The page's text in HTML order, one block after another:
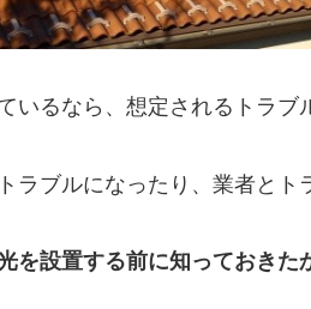
いるなら、想定されるトラブ
ラブルになったり、業者とト
光を設置する前に知っておきた